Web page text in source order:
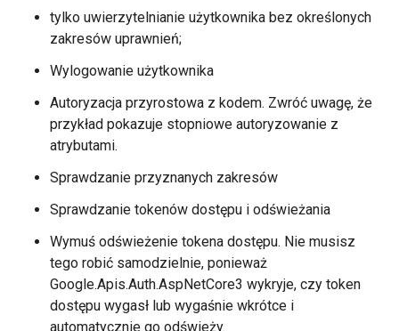
tylko uwierzytelnianie użytkownika bez określonych
zakresów uprawnień;
Wylogowanie użytkownika
Autoryzacja przyrostowa z kodem. Zwróć uwagę, że
przykład pokazuje stopniowe autoryzowanie z
atrybutami.
Sprawdzanie przyznanych zakresów
Sprawdzanie tokenów dostępu i odświeżania
Wymuś odświeżenie tokena dostępu. Nie musisz
tego robić samodzielnie, ponieważ
Google.Apis.Auth.AspNetCore3 wykryje, czy token
dostępu wygasł lub wygaśnie wkrótce i
automatycznie go odświeży.